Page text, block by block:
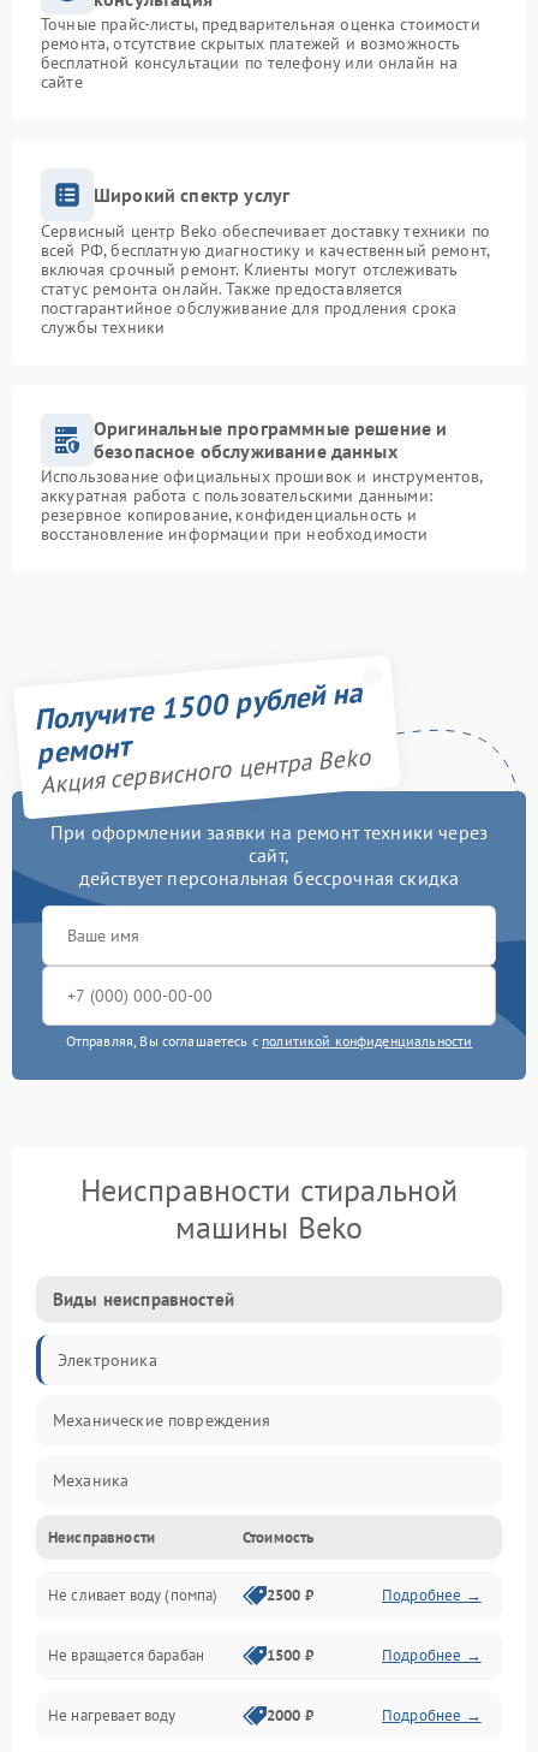
Точные прайс-листы, предварительная оценка стоимости
ремонта, отсутствие скрытых платежей и возможность
бесплатной консультации по телефону или онлайн на
сайте
Широкий спектр услуг
Сервисный центр Beko обеспечивает доставку техники по
всей РФ, бесплатную диагностику и качественный ремонт,
включая срочный ремонт. Клиенты могут отслеживать
статус ремонта онлайн. Также предоставляется
постгарантийное обслуживание для продления срока
службы техники
Оригинальные программные решение и
безопасное обслуживание данных
Использование официальных прошивок и инструментов,
аккуратная работа с пользовательскими данными:
резервное копирование, конфиденциальность и
восстановление информации при необходимости
Получите 1500 рублей на
ремонт
Акция сервисного центра Beko
При оформлении заявки на ремонт техники через
сайт,
действует персональная бессрочная скидка
Отправляя, Вы соглашаетесь с политикой конфиденциальности
Неисправности стиральной
машины Beko
Виды неисправностей
Электроника
Механические повреждения
Механика
Электропитание
Водоснабжение
Слив
Программное обеспечение
Неисправности Стоимость
Не сливает воду (помпа) 2500 ₽ Подробнее →
Не вращается барабан 1500 ₽ Подробнее →
Не нагревает воду 2000 ₽ Подробнее →